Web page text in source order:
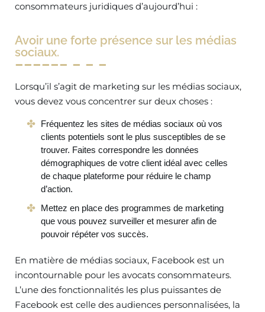
consommateurs juridiques d’aujourd’hui :
Avoir une forte présence sur les médias
sociaux.
Lorsqu’il s’agit de marketing sur les médias sociaux,
vous devez vous concentrer sur deux choses :
Fréquentez les sites de médias sociaux où vos
clients potentiels sont le plus susceptibles de se
trouver. Faites correspondre les données
démographiques de votre client idéal avec celles
de chaque plateforme pour réduire le champ
d’action.
Mettez en place des programmes de marketing
que vous pouvez surveiller et mesurer afin de
pouvoir répéter vos succès.
En matière de médias sociaux, Facebook est un
incontournable pour les avocats consommateurs.
L’une des fonctionnalités les plus puissantes de
Facebook est celle des audiences personnalisées, la